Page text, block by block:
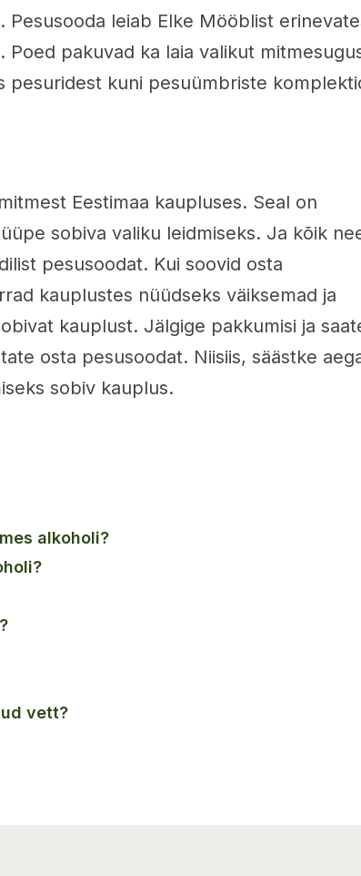
Pesusooda leiab Elke Mööblist
Poed pakuvad ka laia valikut
pesuridest kuni pesuümbriste
Eestimaa kaupluses. Seal on
sobiva valiku leidmiseks. Ja kõik
pesusoodat. Kui soovid osta
kauplustes nüüdseks väiksemad ja
kauplust. Jälgige pakkumisi ja
osta pesusoodat. Niisiis, säästke
sobiv kauplus.
alkoholi?
vett?